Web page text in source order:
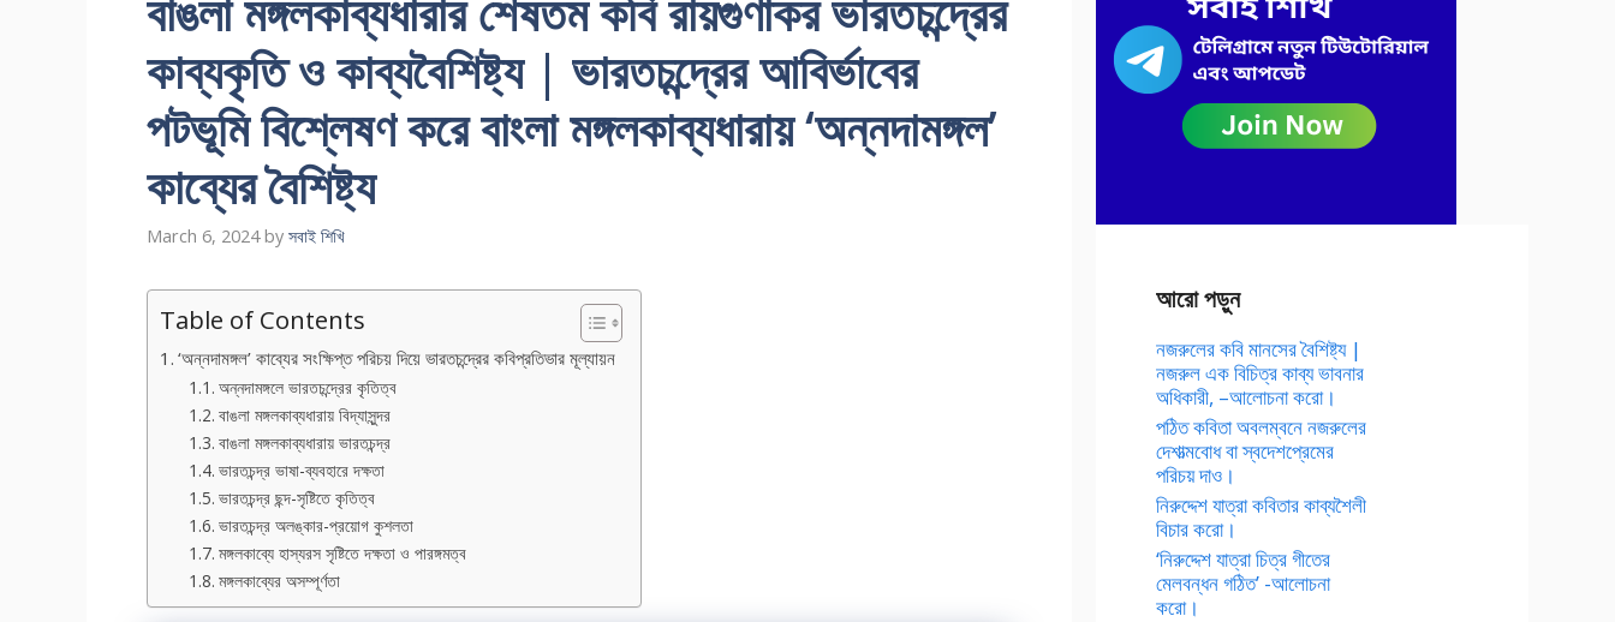
কাব্যকৃতি ও কাব্যবৈশিষ্ট্য | ভারতচন্দ্রের আবির্ভাবের
পটভূমি বিশ্লেষণ করে বাংলা মঙ্গলকাব্যধারায় ‘অন্নদামঙ্গল’
কাব্যের বৈশিষ্ট্য
March 6, 2024 by সবাই শিখি
Table of Contents
‘অন্নদামঙ্গল’ কাব্যের সংক্ষিপ্ত পরিচয় দিয়ে ভারতচন্দ্রের কবিপ্রতিভার মূল্যায়ন
অন্নদামঙ্গলে ভারতচন্দ্রের কৃতিত্ব
বাঙলা মঙ্গলকাব্যধারায় বিদ্যাসুন্দর
বাঙলা মঙ্গলকাব্যধারায় ভারতচন্দ্র
ভারতচন্দ্র ভাষা-ব্যবহারে দক্ষতা
ভারতচন্দ্র ছন্দ-সৃষ্টিতে কৃতিত্ব
ভারতচন্দ্র অলঙ্কার-প্রয়ােগ কুশলতা
মঙ্গলকাব্যে হাস্যরস সৃষ্টিতে দক্ষতা ও পারঙ্গমত্ব
মঙ্গলকাব্যের অসম্পূর্ণতা
আরো পড়ুন
নজরুলের কবি মানসের বৈশিষ্ট্য |
নজরুল এক বিচিত্র কাব্য ভাবনার
অধিকারী, –আলোচনা করো।
পঠিত কবিতা অবলম্বনে নজরুলের
দেশাত্মবোধ বা স্বদেশপ্রেমের
পরিচয় দাও।
নিরুদ্দেশ যাত্রা কবিতার কাব্যশৈলী
বিচার করো।
‘নিরুদ্দেশ যাত্রা চিত্র গীতের
মেলবন্ধন গঠিত’ -আলোচনা
করো।